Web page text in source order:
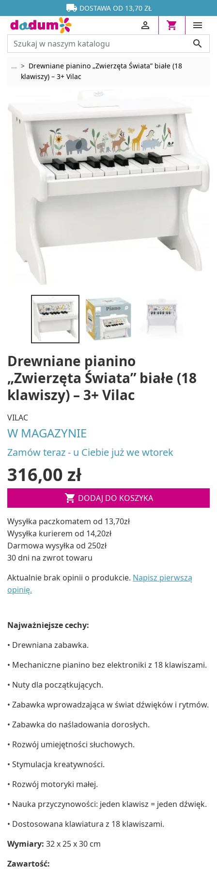

 DOSTAWA OD 13,70 ZŁ






... Rozwiń breadcrumbs
Drewniane pianino „Zwierzęta Świata” białe (18
klawiszy) – 3+ Vilac
Drewniane pianino
„Zwierzęta Świata” białe (18
klawiszy) – 3+ Vilac
VILAC
W MAGAZYNIE
Zamów teraz - u Ciebie już we wtorek
316,00 zł
 DODAJ DO KOSZYKA
Wysyłka paczkomatem od 13,70zł
Wysyłka kurierem od 14,20zł
Darmowa wysyłka od 250zł
30 dni na zwrot towaru
Aktualnie brak opinii o produkcie. Napisz pierwszą
opinię.
Najważniejsze cechy:
• Drewniana zabawka.
• Mechaniczne pianino bez elektroniki z 18 klawiszami.
• Nuty dla początkujących.
• Zabawka wprowadzająca w świat dźwięków i rytmów.
• Zabawka do naśladowania dorosłych.
• Rozwój umiejętności słuchowych.
• Stymulacja kreatywności.
• Rozwój motoryki małej.
• Nauka przyczynowości: jeden klawisz = jeden dźwięk.
• Dostosowana klawiatura z 18 klawiszami.
Wymiary: 32 x 25 x 30 cm
Zawartość: